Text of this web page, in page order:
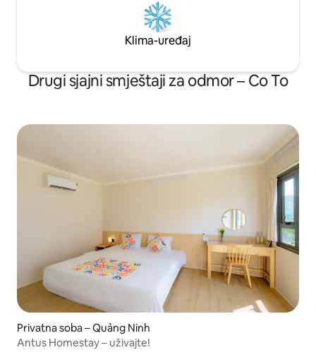
Klima-uređaj
Drugi sjajni smještaji za odmor – Co To
Privatna soba – Quảng Ninh
Antus Homestay – uživajte!